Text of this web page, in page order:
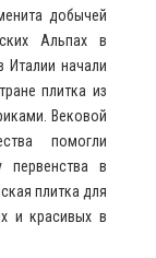
добычей
Альпах в
Италии начали
плитка из
Вековой
помогли
первенства в
плитка для
и красивых в